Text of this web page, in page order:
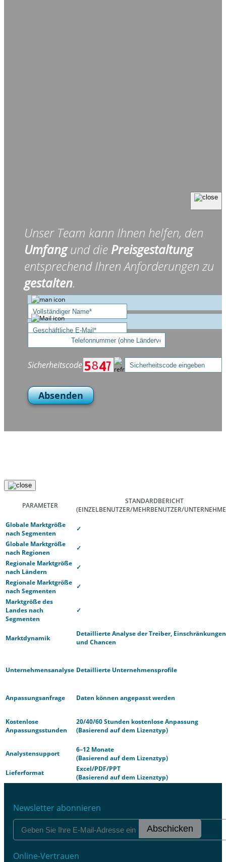
Unser Team kann Ihnen helfen, den
Umfangund die Preisgestaltung
entsprechend Ihren Anforderungen zu
gestalten.
Sicherheitscode
Absenden
PARAMETER
STANDARDBERICHT
(EINZELBENUTZER/MEHRBENUTZER/
Globale Marktgröße
nach Segmenten
✓
Globale Marktgröße
nach Regionen
✓
Regionale Marktgröße
nach Ländern
✓
Regionale Marktgröße
nach Segmenten
✓
Marktgröße des
Landes nach
Segmenten
✓
Marktdynamik
Detaillierte Analyse der Treiber, Einschränkungen
und Chancen
Unternehmensanalyse Detaillierte Unternehmensprofile
Anpassungsanfrage Daten können angepasst werden
Kostenlose
Anpassungsstunden
20/40/60 Stunden kostenlose Anpassung
(Basierend auf dem Lizenztyp)
Analystensupport
6–12 Monate
(Basierend auf dem Lizenztyp)
Lieferformat
Excel/PDF/PPT
(Basierend auf dem Lizenztyp)
Newsletter abonnieren
Abschicken
Online-Vertrauen